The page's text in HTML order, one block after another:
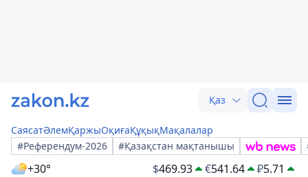
Қаз
СаясатӘлемҚаржыОқиғаҚұқықМақалалар
#Референдум-2026
#Қазақстан мақтанышы
+30° $469.93 €541.64 ₽5.71